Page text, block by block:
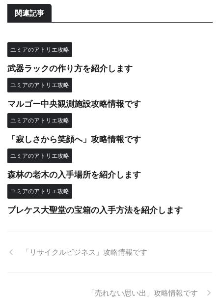
関連記事
ユミアのアトリエ攻略
武器ラックの作り方を紹介します
ユミアのアトリエ攻略
マルゴー中央観測施設攻略情報です
ユミアのアトリエ攻略
「寂しさから笑顔へ」攻略情報です
ユミアのアトリエ攻略
森林の老木の入手場所を紹介します
ユミアのアトリエ攻略
プレケス大聖堂の宝箱の入手方法を紹介します
「リサイクルビジネス」攻略情報です
「売れない思い出」攻略情報です